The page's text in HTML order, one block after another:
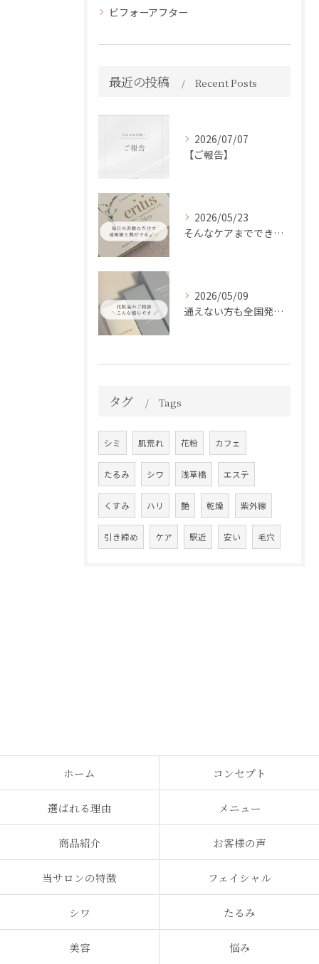
ビフォーアフター
最近の投稿 Recent Posts
2026/07/07
【ご報告】
2026/05/23
そんなケアまでできるの！？
2026/05/09
通えない方も全国発送中📦✨
タグ Tags
シミ 肌荒れ 花粉 カフェ
たるみ シワ 浅草橋 エステ
くすみ ハリ 艶 乾燥 紫外線
引き締め ケア 駅近 安い 毛穴
ホーム コンセプト
選ばれる理由 メニュー
商品紹介 お客様の声
当サロンの特徴 フェイシャル
シワ たるみ
美容 悩み